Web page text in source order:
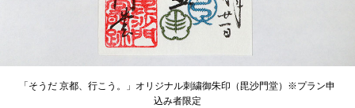
「そうだ 京都、行こう。」オリジナル刺繍御朱印（毘沙門堂）※プラン申
込み者限定